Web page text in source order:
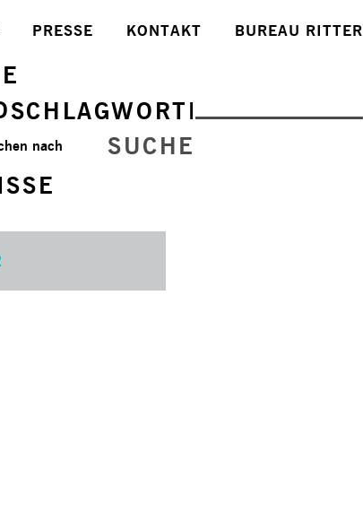
BUREAU RITTER
KONTAKT
PRESSE
SCHLAGWORTE
SUCHE
nach